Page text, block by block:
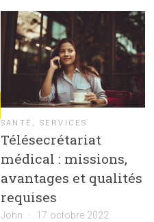
SANTÉ , SERVICES
Télésecrétariat
médical : missions,
avantages et qualités
requises
John 17 octobre 2022